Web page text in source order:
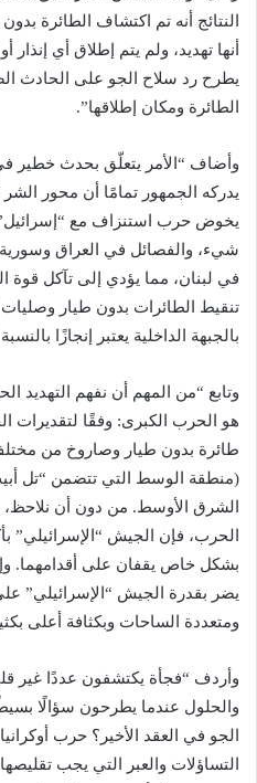
النتائج أنه تم اكتشاف الطائرة
أنها تهديد، ولم يتم إطلاق أي
يطرح رد سلاح الجو على الحادث
الطائرة ومكان إطلاقها”.
وأضاف “الأمر يتعلّق بحدث خطير
يدركه الجمهور تمامًا أن محور
يخوض حرب استنزاف مع
شيء، والفصائل في العراق
في لبنان، مما يؤدي إلى تآكل قوة
تنقيط الطائرات بدون طيار
بالجبهة الداخلية يعتبر إنجازًا
وتابع “من المهم أن نفهم التهديد
طائرة بدون طيار وصاروخ من
(منطقة الوسط التي تتضمن “تل
الشرق الأوسط. من دون أن
الحرب، فإن الجيش “الإسرائيلي”
بشكل خاص يقفان على أقدامهما.
يضر بقدرة الجيش
ومتعددة الساحات وبكثافة أعلى
وأردف “فجأة يكتشفون عددًا غير
والحلول عندما يطرحون سؤالًا
الجو في العقد الأخير؟ حرب
التساؤلات والعبر التي يجب